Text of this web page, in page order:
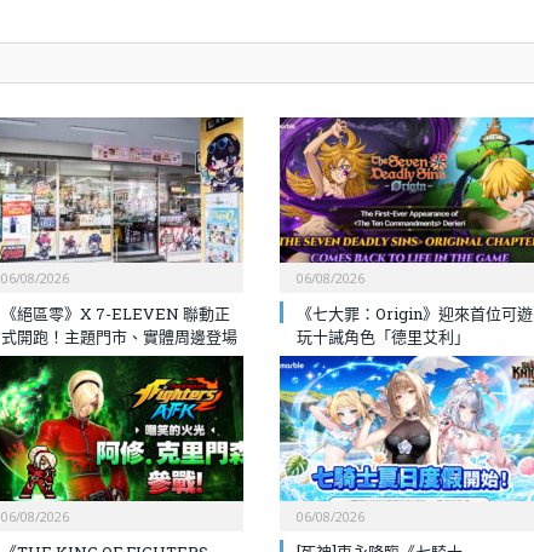
06/08/2026
《絕區零》X 7-ELEVEN 聯動正
式開跑！主題門市、實體周邊登場
06/08/2026
《七大罪：Origin》迎來首位可遊
玩十誡角色「德里艾利」
06/08/2026 06/08/2026